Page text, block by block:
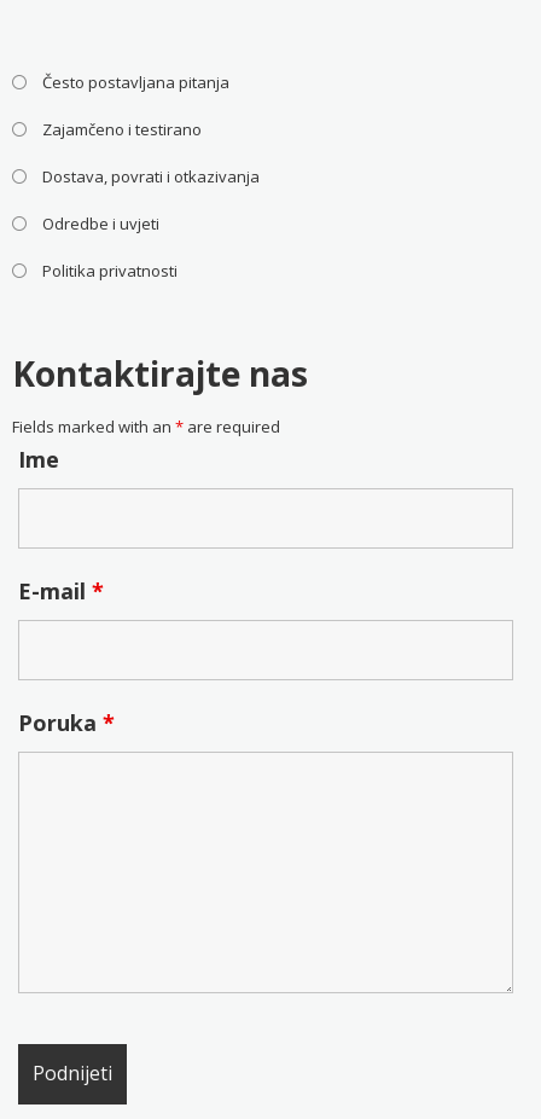
Često postavljana pitanja
Zajamčeno i testirano
Dostava, povrati i otkazivanja
Odredbe i uvjeti
Politika privatnosti
Kontaktirajte nas
Fields marked with an *are required
Ime
E-mail *
Poruka *